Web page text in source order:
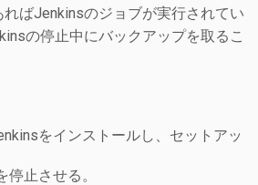
ればJenkinsのジョブが実行されてい
の停止中にバックアップを取るこ
をインストールし、セットアッ
止させる。